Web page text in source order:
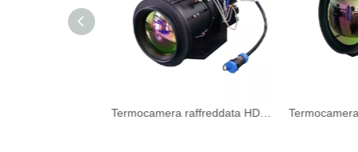
Termocamera raffreddata HD per incendi boschivi